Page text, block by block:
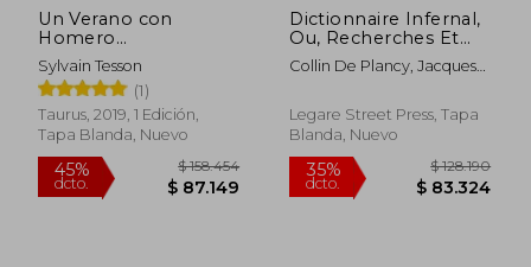
dcto. dcto. $
Un Verano con
Homero
(Pensamiento)
Sylvain Tesson
(1)
Taurus, 2019, 1 Edición,
Tapa Blanda, Nuevo
Dictionnaire Infernal,
Ou, Recherches Et
Anecdotes, Sur Les
Démons, Les Esprits,
Spectres, Les
Revenants, Les Loup-
Inglés)
Collin De Plancy, Jacques
Legare Street Press, Tapa
Blanda, Nuevo